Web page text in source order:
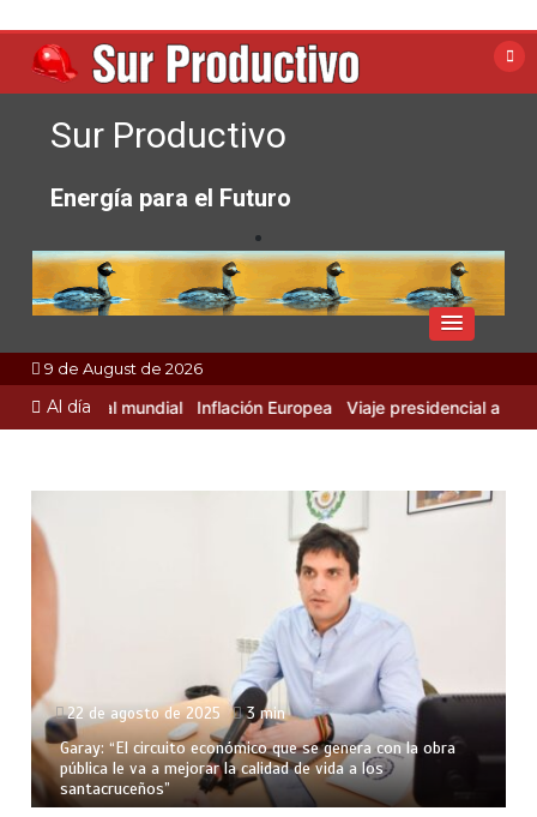
content
Sur Productivo
Energía para el Futuro
9 de August de 2026
Al díamundial Inflación Europea Viaje presidencial a Rusia y
min
que se genera con la obra
de vida a los
15 de agosto de 2025
Martínez: “Vinimos a
que busca potenciar la